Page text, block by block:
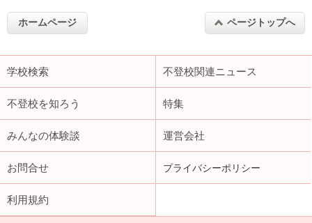
ホームページ ページトップへ
学校検索 不登校関連ニュース
不登校を知ろう 特集
みんなの体験談 運営会社
お問合せ プライバシーポリシー
利用規約